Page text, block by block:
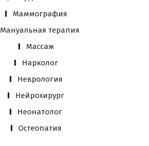
Маммография
Мануальная терапия
Массаж
Нарколог
Неврология
Нейрохирург
Неонатолог
Остеопатия